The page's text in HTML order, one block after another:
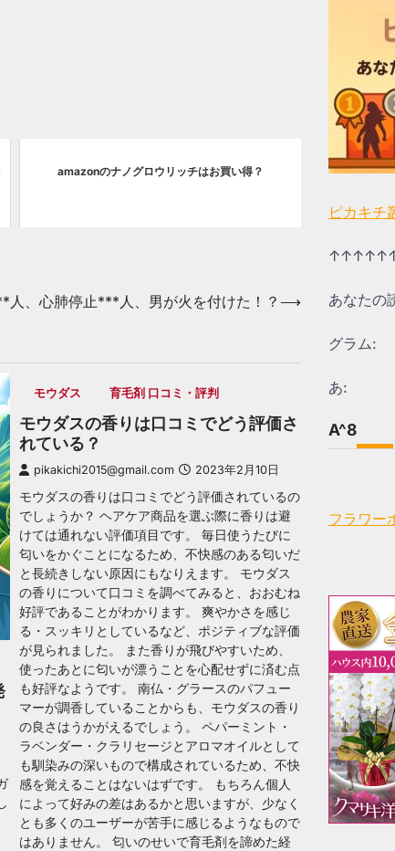
amazonのナノグロウリッチはお買い得？
人、心肺停止***人、男が火を付けた！？ ⟶
モウダス 育毛剤 口コミ・評判
モウダスの香りは口コミでどう評価さ
れている？
pikakichi2015@gmail.com 2023年2月10日
モウダスの香りは口コミでどう評価されているの
でしょうか？ ヘアケア商品を選ぶ際に香りは避
けては通れない評価項目です。 毎日使うたびに
匂いをかぐことになるため、不快感のある匂いだ
と長続きしない原因にもなりえます。 モウダス
の香りについて口コミを調べてみると、おおむね
好評であることがわかります。 爽やかさを感じ
る・スッキリとしているなど、ポジティブな評価
が見られました。 また香りが飛びやすいため、
使ったあとに匂いが漂うことを心配せずに済む点
も好評なようです。 南仏・グラースのパフュー
マーが調香していることからも、モウダスの香り
の良さはうかがえるでしょう。 ペパーミント・
ラベンダー・クラリセージとアロマオイルとして
も馴染みの深いもので構成されているため、不快
感を覚えることはないはずです。 もちろん個人
によって好みの差はあるかと思いますが、少なく
とも多くのユーザーが苦手に感じるようなもので
はありません。 匂いのせいで育毛剤を諦めた経
ピカキチ
あなたの
グラム:
あ:
A^8
フラワー